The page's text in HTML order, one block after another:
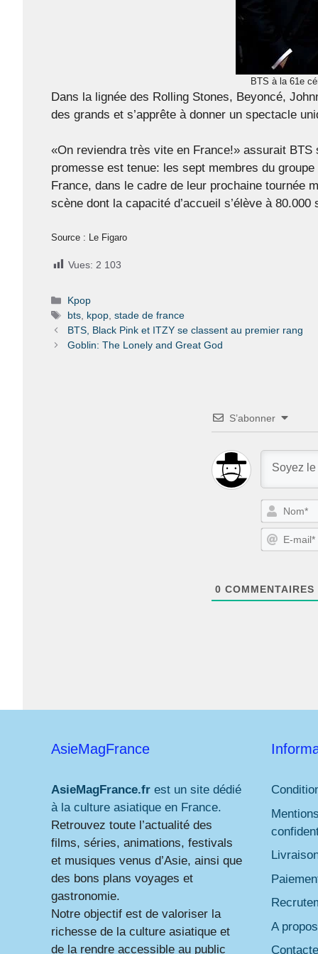
BTS à la 61e
Dans la lignée des Rolling Stones, Beyoncé,
des grands et s’apprête à donner un spectacle
«On reviendra très vite en France!» assurait BTS
promesse est tenue: les sept membres du
France, dans le cadre de leur prochaine tournée
scène dont la capacité d’accueil s’élève à 80.000
Source : Le Figaro
Vues: 2 103
Catégories
Kpop
Étiquettes
bts, kpop,stade de france
BTS, Black Pink et ITZY se classent au premier rang
Goblin: The Lonely and Great God
S’abonner
0 COMMENTAIRES
AsieMagFrance
AsieMagFrance.fr est un site dédié
à la culture asiatique en France.
Retrouvez toute l’actualité des
films, séries, animations, festivals
et musiques venus d’Asie, ainsi que
des bons plans voyages et
gastronomie.
Notre objectif est de valoriser la
richesse de la culture asiatique et
de la rendre accessible au public
A propos